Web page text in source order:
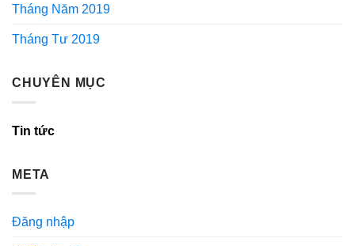
Tháng Năm 2019
Tháng Tư 2019
CHUYÊN MỤC
Tin tức
META
Đăng nhập